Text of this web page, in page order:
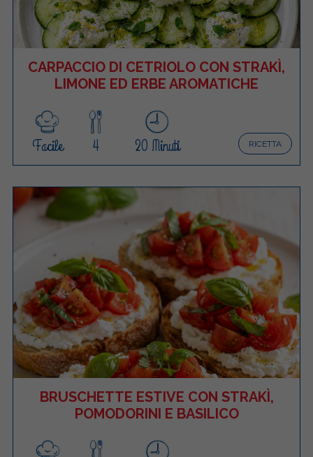
CARPACCIO DI CETRIOLO CON STRAKÌ,
LIMONE ED ERBE AROMATICHE
RICETTA
Facile 4 20 Minuti
BRUSCHETTE ESTIVE CON STRAKÌ,
POMODORINI E BASILICO